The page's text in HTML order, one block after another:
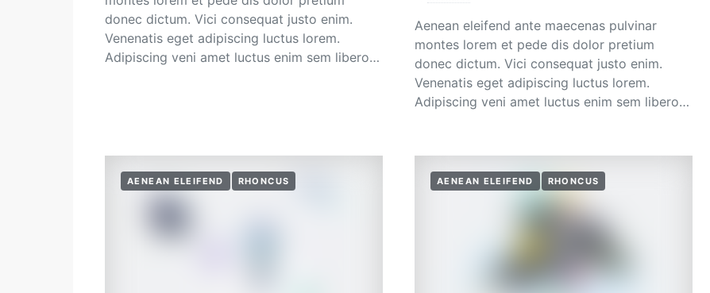
donec dictum. Vici consequat justo enim.
Venenatis eget adipiscing luctus lorem.
Adipiscing veni amet luctus enim sem libero…
Aenean eleifend ante maecenas pulvinar
montes lorem et pede dis dolor pretium
donec dictum. Vici consequat justo enim.
Venenatis eget adipiscing luctus lorem.
Adipiscing veni amet luctus enim sem libero…
AENEAN ELEIFEND RHONCUS AENEAN ELEIFEND RHONCUS